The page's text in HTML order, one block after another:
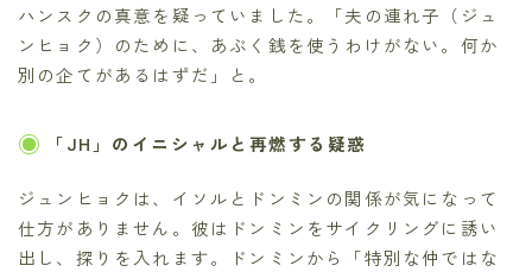
ハンスクの真意を疑っていました。「夫の連れ子（ジュ
ンヒョク）のために、あぶく銭を使うわけがない。何か
別の企てがあるはずだ」と。
「JH」のイニシャルと再燃する疑惑
ジュンヒョクは、イソルとドンミンの関係が気になって
仕方がありません。彼はドンミンをサイクリングに誘い
出し、探りを入れます。ドンミンから「特別な仲ではな